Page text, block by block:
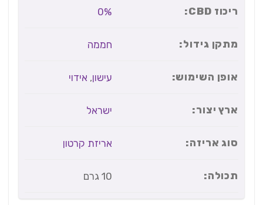
ריכוז CBD: 0%
מתקן גידול: חממה
אופן השימוש: עישון,אידוי
ארץ יצור: ישראל
סוג אריזה: אריזת קרטון
תכולה: 10 גרם